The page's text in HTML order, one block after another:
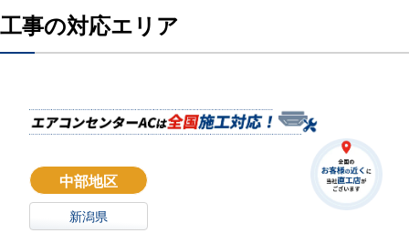
工事の対応エリア
中部地区
新潟県